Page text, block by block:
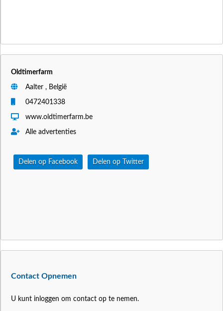
Oldtimerfarm
Aalter , België
0472401338
www.oldtimerfarm.be
Alle advertenties
Delen op Facebook Delen op Twitter
Contact Opnemen
U kunt inloggen om contact op te nemen.